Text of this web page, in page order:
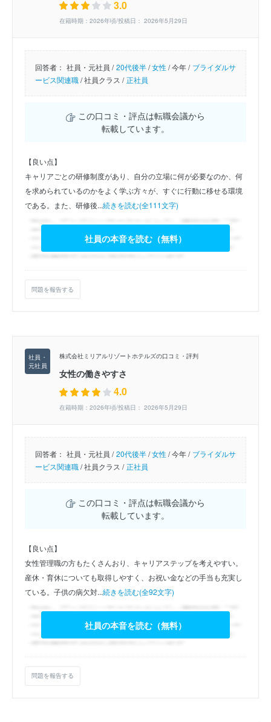
3.0
在籍時期：2026年頃/投稿日： 2026年5月29日
回答者： 社員・元社員 / 20代後半/女性/今年 / ブライダルサ
ービス関連職/社員クラス / 正社員
この口コミ・評点は転職会議から
転載しています。
【良い点】
キャリアごとの研修制度があり、自分の立場に何が必要なのか、何
を求められているのかをよく学ぶ方々が、すぐに行動に移せる環境
である。また、研修後...続きを読む(全111文字)
社員の本音を読む（無料）
問題を報告する
株式会社ミリアルリゾートホテルズの口コミ・評判
女性の働きやすさ
4.0
在籍時期：2026年頃/投稿日： 2026年5月29日
回答者： 社員・元社員 / 20代後半/女性/今年 / ブライダルサ
ービス関連職/社員クラス / 正社員
この口コミ・評点は転職会議から
転載しています。
【良い点】
女性管理職の方もたくさんおり、キャリアステップを考えやすい。
産休・育休についても取得しやすく、お祝い金などの手当も充実し
ている。子供の病欠対...続きを読む(全92文字)
社員の本音を読む（無料）
問題を報告する